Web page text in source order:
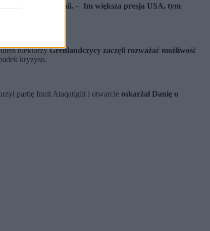
swojej autonomii. – Im większa presja USA, tym
presją.
niektórzyGrenlandczycy zaczęli rozważać możliwość
kryzysu.
partię Inuit Ataqatigiit i otwarcie oskarżał Danię o